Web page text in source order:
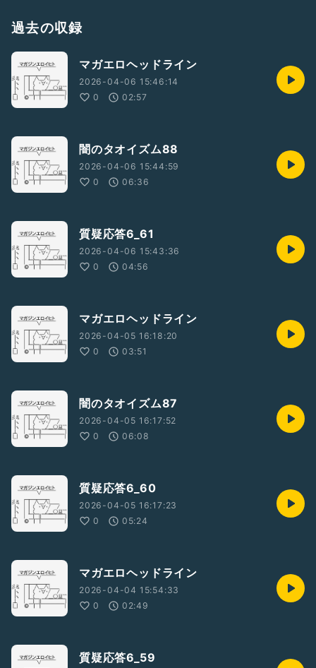
過去の収録
マガエロヘッドライン
2026-04-06 15:46:14
0
02:57
闇のタオイズム88
2026-04-06 15:44:59
0
06:36
質疑応答6_61
2026-04-06 15:43:36
0
04:56
マガエロヘッドライン
2026-04-05 16:18:20
0
03:51
闇のタオイズム87
2026-04-05 16:17:52
0
06:08
質疑応答6_60
2026-04-05 16:17:23
0
05:24
マガエロヘッドライン
2026-04-04 15:54:33
0
02:49
質疑応答6_59